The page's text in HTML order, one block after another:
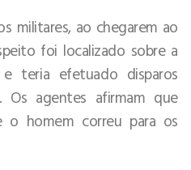
militares, ao chegarem ao
foi localizado sobre a
teria efetuado disparos
Os agentes afirmam que
o homem correu para os